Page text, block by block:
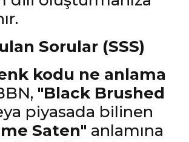
Sorular (SSS)
kodu ne anlama
"Black Brushed
piyasada bilinen
Saten" anlamına